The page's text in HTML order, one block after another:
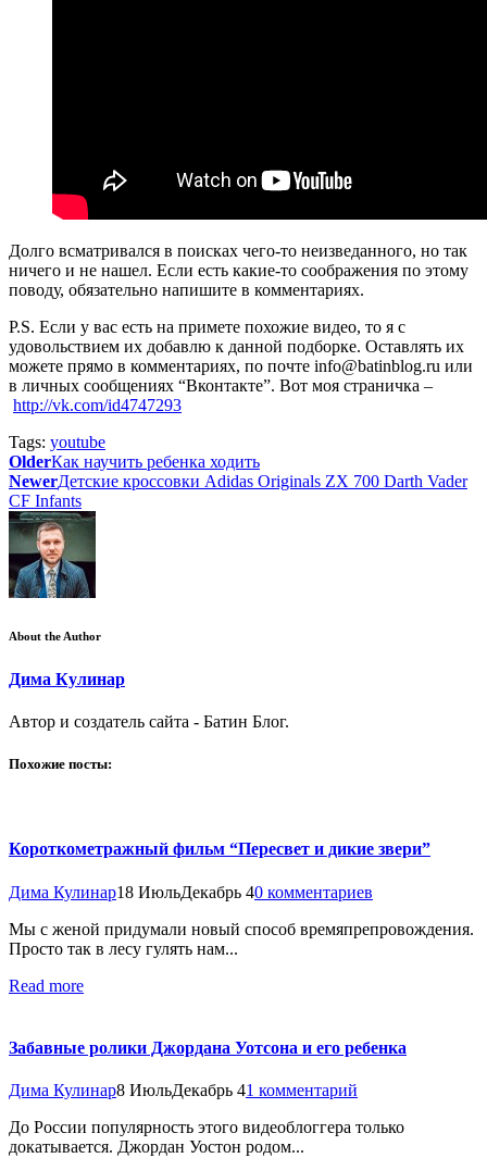
Долго всматривался в поисках чего-то неизведанного, но так
ничего и не нашел. Если есть какие-то соображения по этому
поводу, обязательно напишите в комментариях.
P.S. Если у вас есть на примете похожие видео, то я с
удовольствием их добавлю к данной подборке. Оставлять их
можете прямо в комментариях, по почте info@batinblog.ru или
в личных сообщениях “Вконтакте”. Вот моя страничка –
http://vk.com/id4747293
Tags: youtube
OlderКак научить ребенка ходить
NewerДетские кроссовки Adidas Originals ZX 700 Darth Vader
CF Infants
About the Author
Дима Кулинар
Автор и создатель сайта - Батин Блог.
Похожие посты:
Короткометражный фильм “Пересвет и дикие звери”
Дима Кулинар18 ИюльДекабрь 40 комментариев
Мы с женой придумали новый способ времяпрепровождения.
Просто так в лесу гулять нам...
Read more
Забавные ролики Джордана Уотсона и его ребенка
Дима Кулинар8 ИюльДекабрь 41 комментарий
До России популярность этого видеоблоггера только
докатывается. Джордан Уостон родом...